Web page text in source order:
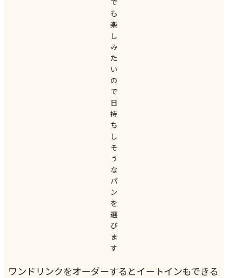
も
楽
し
み
た
い
の
で
日
持
ち
し
そ
う
な
パ
ン
を
選
び
ま
す
ワンドリンクをオーダーするとイートインもできる